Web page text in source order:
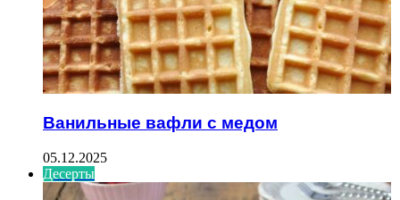
Ванильные вафли с медом
05.12.2025
Десерты